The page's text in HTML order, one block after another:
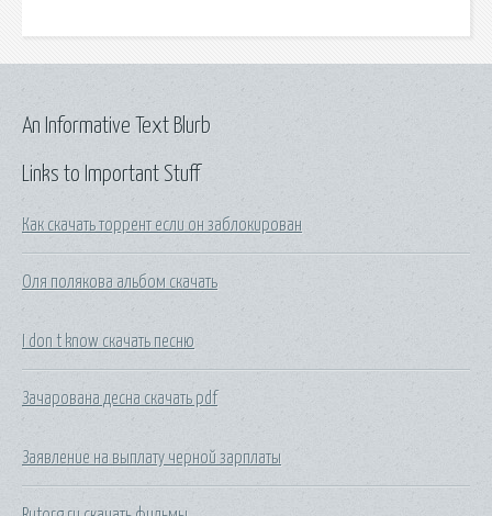
Links to Important Stuff
Как скачать торрент если он заблокирован
Оля полякова альбом скачать
I don t know скачать песню
Зачарована десна скачать pdf
Заявление на выплату черной зарплаты
An Informative Text Blurb